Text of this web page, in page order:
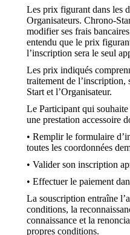
Les prix figurant dans les
Organisateurs. Chrono-
modifier ses frais
entendu que le prix
l’inscription sera le seul
Les prix indiqués
traitement de l’inscription,
Start et l’Organisateur.
Le Participant qui souhaite
une prestation accessoire
• Remplir le formulaire
toutes les coordonnées
• Valider son inscription
• Effectuer le paiement
La souscription entraîne
conditions, la
connaissance et la
propres conditions.